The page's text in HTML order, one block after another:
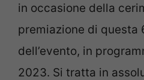
in occasione della
premiazione di questa
dell’evento, in
2023. Si tratta in